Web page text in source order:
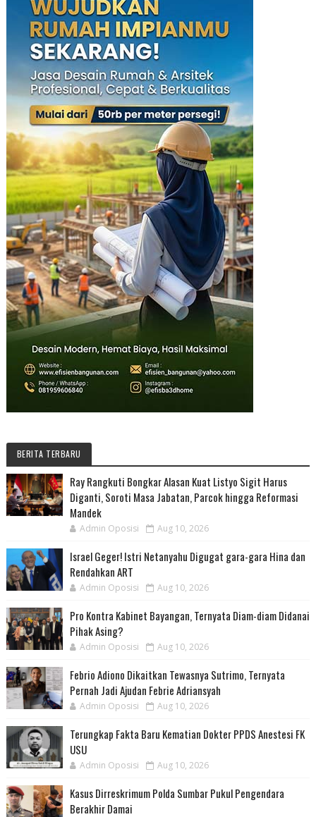
BERITA TERBARU
Ray Rangkuti Bongkar Alasan Kuat Listyo Sigit Harus
Diganti, Soroti Masa Jabatan, Parcok hingga Reformasi
Mandek
Admin Oposisi Aug 10, 2026
Israel Geger! Istri Netanyahu Digugat gara-gara Hina dan
Rendahkan ART
Admin Oposisi Aug 10, 2026
Pro Kontra Kabinet Bayangan, Ternyata Diam-diam Didanai
Pihak Asing?
Admin Oposisi Aug 10, 2026
Febrio Adiono Dikaitkan Tewasnya Sutrimo, Ternyata
Pernah Jadi Ajudan Febrie Adriansyah
Admin Oposisi Aug 10, 2026
Terungkap Fakta Baru Kematian Dokter PPDS Anestesi FK
USU
Admin Oposisi Aug 10, 2026
Kasus Dirreskrimum Polda Sumbar Pukul Pengendara
Berakhir Damai